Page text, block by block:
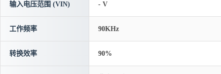
输入电压范围 (VIN) - V
工作频率 90KHz
转换效率 90%